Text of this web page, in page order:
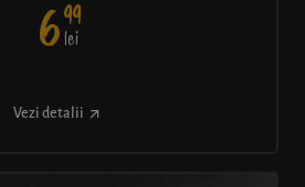
699
lei
Vezi detalii